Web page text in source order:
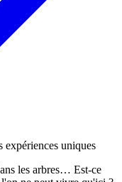
expériences uniques
les arbres… Est-ce